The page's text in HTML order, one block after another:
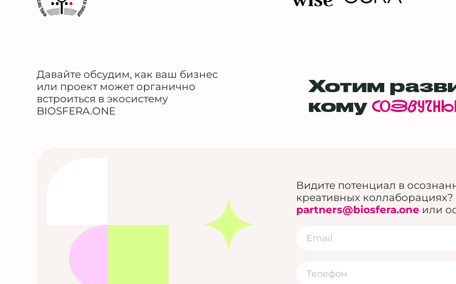
Хотим
кому
Давайте обсудим, как ваш бизнес
или проект может органично
встроиться в экосистему
BIOSFERA.ONE
Видите потенциал в
креативных
partners@biosfera.one или